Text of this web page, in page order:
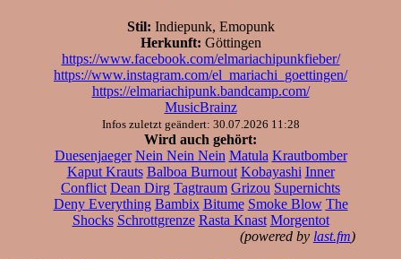
Stil: Indiepunk, Emopunk
Herkunft: Göttingen
https://www.facebook.com/elmariachipunkfieber/
https://www.instagram.com/el_mariachi_goettingen/
https://elmariachipunk.bandcamp.com/
MusicBrainz
Infos zuletzt geändert: 30.07.2026 11:28
Wird auch gehört:
Duesenjaeger Nein Nein Nein Matula Krautbomber
Kaput Krauts Balboa Burnout Kobayashi Inner
Conflict Dean Dirg Tagtraum Grizou Supernichts
Deny Everything Bambix Bitume Smoke Blow The
Shocks Schrottgrenze Rasta Knast Morgentot
(powered by last.fm)